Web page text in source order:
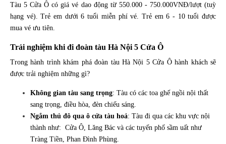
Tàu 5 Cửa Ô có giá vé dao động từ 550.000 - 750.000VNĐ/lượt (tuỳ
hạng vé). Trẻ em dưới 6 tuổi miễn phí vé. Trẻ em 6 - 10 tuổi được
mua vé ưu tiên.
Trải nghiệm khi đi đoàn tàu Hà Nội 5 Cửa Ô
Trong hành trình khám phá đoàn tàu Hà Nội 5 Cửa Ô hành khách sẽ
được trải nghiệm những gì?
Không gian tàu sang trọng: Tàu có các toa ghế ngồi nội thất
sang trọng, điều hòa, đèn chiếu sáng.
Ngắm thủ đô qua ô cửa tàu hoả: Tàu đi qua các khu vực nội
thành như: Cửa Ô, Lăng Bác và các tuyến phố sầm uất như
Tràng Tiền, Phan Đình Phùng.